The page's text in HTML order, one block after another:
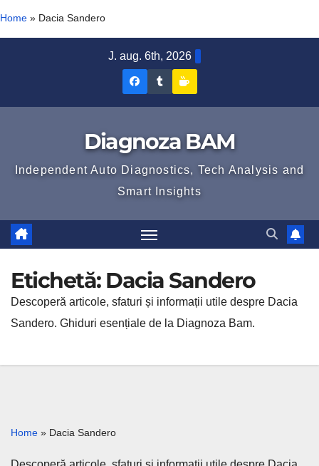
Home » Dacia Sandero
J. aug. 6th, 2026
Diagnoza
Facebook
Diagnoza
Tumblr
Diagnoza BAM
Independent Auto Diagnostics, Tech Analysis and
Smart Insights
Etichetă: Dacia Sandero
Descoperă articole, sfaturi și informații utile despre Dacia
Sandero. Ghiduri esențiale de la Diagnoza Bam.
Home » Dacia Sandero